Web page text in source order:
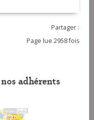
Partager :
Page lue 2958 fois
adhérents